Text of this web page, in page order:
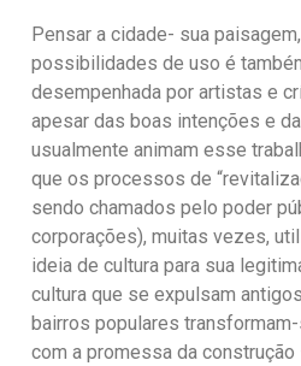
Pensar a cidade- sua
possibilidades de uso é
desempenhada por artistas e
apesar das boas intenções e
usualmente animam esse
que os processos de
sendo chamados pelo poder
corporações), muitas vezes,
ideia de cultura para sua
cultura que se expulsam
bairros populares
com a promessa da